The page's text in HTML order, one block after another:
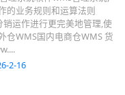
的业务规则和运算法则
运作进行更完美地管理,使
仓WMS国内电商仓WMS 货
2-16